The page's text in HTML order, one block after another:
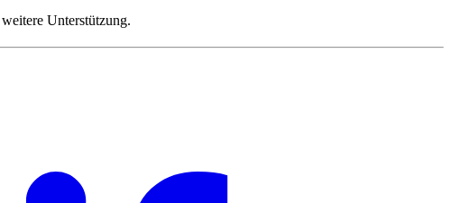
Unterstützung.